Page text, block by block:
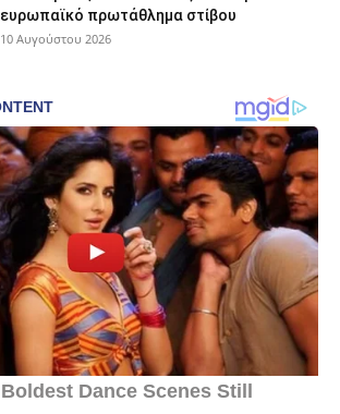
ευρωπαϊκό πρωτάθλημα στίβου
10 Αυγούστου 2026